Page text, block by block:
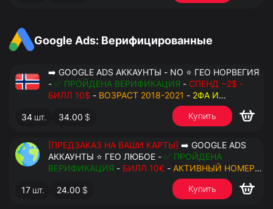
Google Ads: Верифицированные
➡️ GOOGLE ADS АККАУНТЫ - NO ⭐ ГЕО НОРВЕГИЯ
- ✅ ПРОЙДЕНА ВЕРИФИКАЦИЯ - СПЕНД ~2$ -
БИЛЛ 10$ - ВОЗРАСТ 2018-2021 - 2ФА И
- РУЧНОЙ ФАРМ - РЕЗЕРВНАЯ
ПОЧТА С ДОСТУПОМ - ПЕРЕДАЧА В OCTO
34 шт. 34.00 $ Купить
[ПРЕДЗАКАЗ НА ВАШИ КАРТЫ] ➡️ GOOGLE ADS
АККАУНТЫ ⭐ ГЕО ЛЮБОЕ - ✅ ПРОЙДЕНА
ВЕРИФИКАЦИЯ - БИЛЛ 10€ - АКТИВНЫЙ НОМЕР
2ФА И РЕЗЕРВНЫЕ КОДЫ
- РУЧНОЙ ФАРМ - РЕЗЕРВНАЯ ПОЧТА С
ДОСТУПОМ - ПЕРЕДАЧА В АНТИДЕТЕКТ
17 шт. 24.00 $ Купить